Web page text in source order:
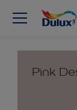
Pink